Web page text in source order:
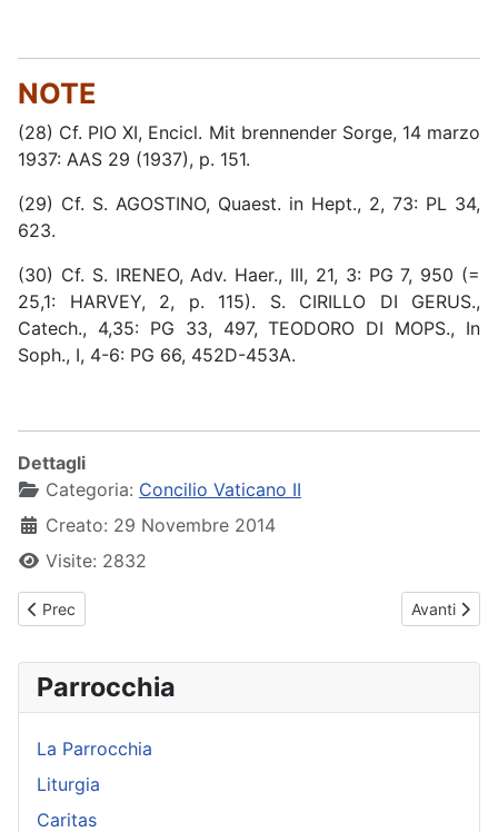
NOTE
(28) Cf. PIO XI, Encicl. Mit brennender Sorge, 14 marzo
1937: AAS 29 (1937), p. 151.
(29) Cf. S. AGOSTINO, Quaest. in Hept., 2, 73: PL 34,
623.
(30) Cf. S. IRENEO, Adv. Haer., III, 21, 3: PG 7, 950 (=
25,1: HARVEY, 2, p. 115). S. CIRILLO DI GERUS.,
Catech., 4,35: PG 33, 497, TEODORO DI MOPS., In
Soph., I, 4-6: PG 66, 452D-453A.
Dettagli
Categoria: Concilio Vaticano II
Creato: 29 Novembre 2014
Visite: 2832
Articolo precedente: Dei Verbum - 3 Capitolo
Prec Articolo
Avanti
Parrocchia
La Parrocchia
Liturgia
Caritas